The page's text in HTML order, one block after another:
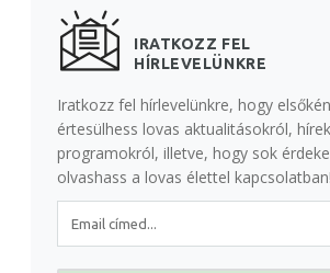
IRATKOZZ FEL
HÍRLEVELÜNKRE
Iratkozz fel hírlevelünkre, hogy
értesülhess lovas aktualitásokról,
programokról, illetve, hogy sok
olvashass a lovas élettel kapcsolatban!